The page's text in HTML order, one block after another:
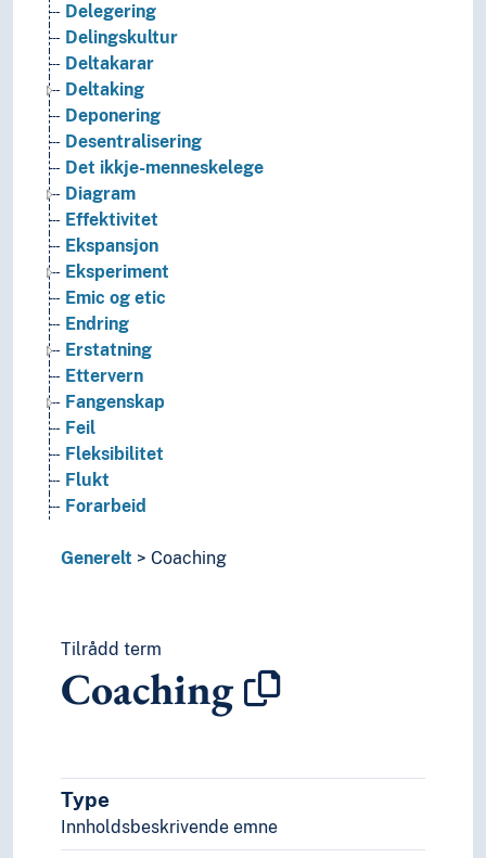
Delegering
Delingskultur
Deltakarar
Deltaking
Deponering
Desentralisering
Det ikkje-menneskelege
Diagram
Effektivitet
Ekspansjon
Eksperiment
Emic og etic
Endring
Erstatning
Ettervern
Fangenskap
Feil
Fleksibilitet
Flukt
Forarbeid
Forfalsking
Fragmentering
Fusk
Gjenoppbygging
Grafisk framstilling
Grupper (Generelt)
Generelt Coaching
Tilrådd term
Coaching
Type
Innholdsbeskrivende emne